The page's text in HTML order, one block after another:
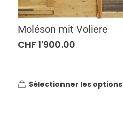
Moléson mit Voliere
CHF 1'900.00
Sélectionner les options